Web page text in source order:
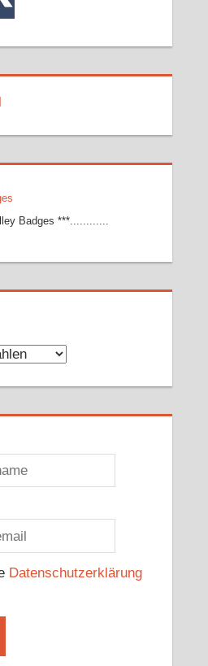
Badges ***............
Datenschutzerklärung